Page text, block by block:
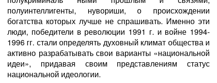
полуинтеллигенты, нувориши, о происхождении
богатства которых лучше не спрашивать. Именно эти
люди, победители в революции 1991 г. и войне 1994-
1996 гг. стали определять духовный климат общества и
активно разрабатывать свои варианты «национальной
идеи», придавая своим представлениям статус
национальной идеологии.